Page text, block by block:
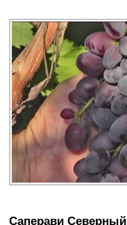
Саперави Северный